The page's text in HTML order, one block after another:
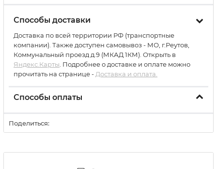
Способы доставки
Доставка по всей территории РФ (транспортные
компании). Также доступен самовывоз - МО, г.Реутов,
Коммунальный проезд д.9 (МКАД 1КМ). Открыть в
Яндекс.Карты . Подробнее о доставке и оплате можно
прочитать на странице - Доставка и оплата.
Способы оплаты
Поделиться: